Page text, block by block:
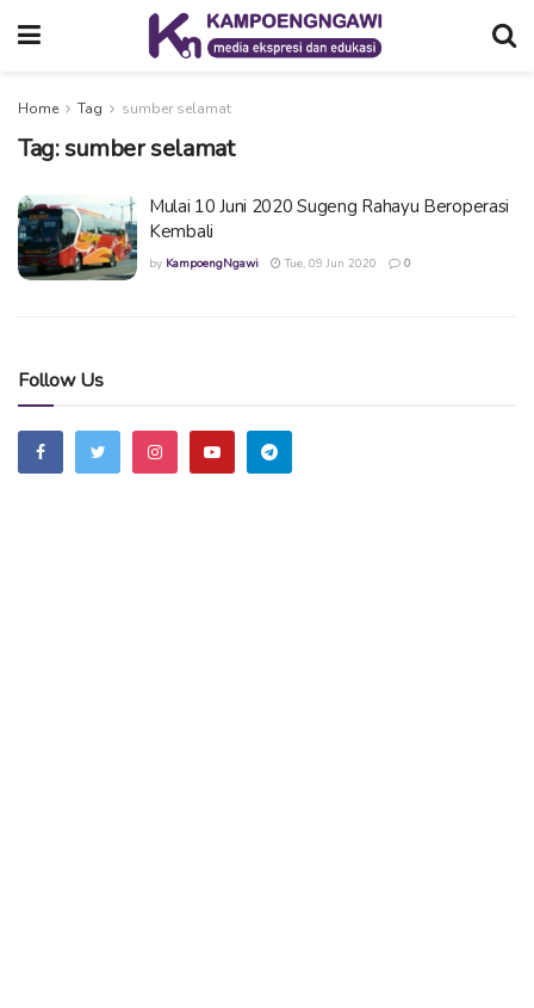
Home Tag sumber selamat
Tag:sumber selamat
Mulai 10 Juni 2020 Sugeng Rahayu Beroperasi
Kembali
by KampoengNgawi Tue, 09 Jun 2020 0
Follow Us